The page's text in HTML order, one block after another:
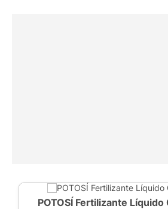
POTOSÍ Fertilizante Líquido